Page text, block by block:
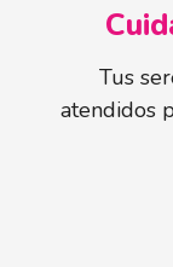
Tus
atendidos